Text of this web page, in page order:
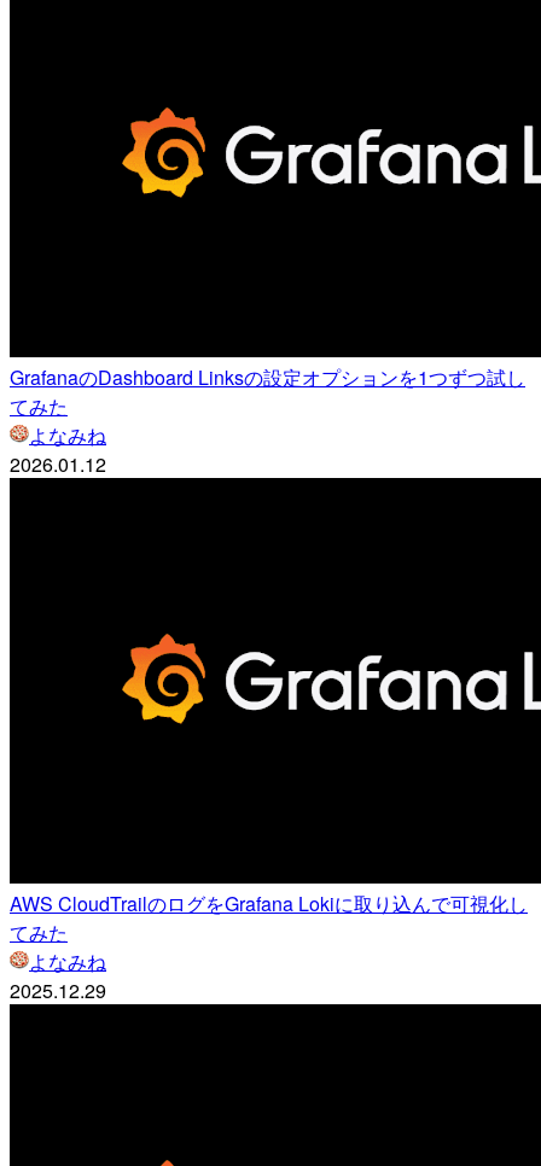
GrafanaのDashboard Linksの設定オプションを1つずつ試し
てみた
よなみね
2026.01.12
AWS CloudTrailのログをGrafana Lokiに取り込んで可視化し
てみた
よなみね
2025.12.29